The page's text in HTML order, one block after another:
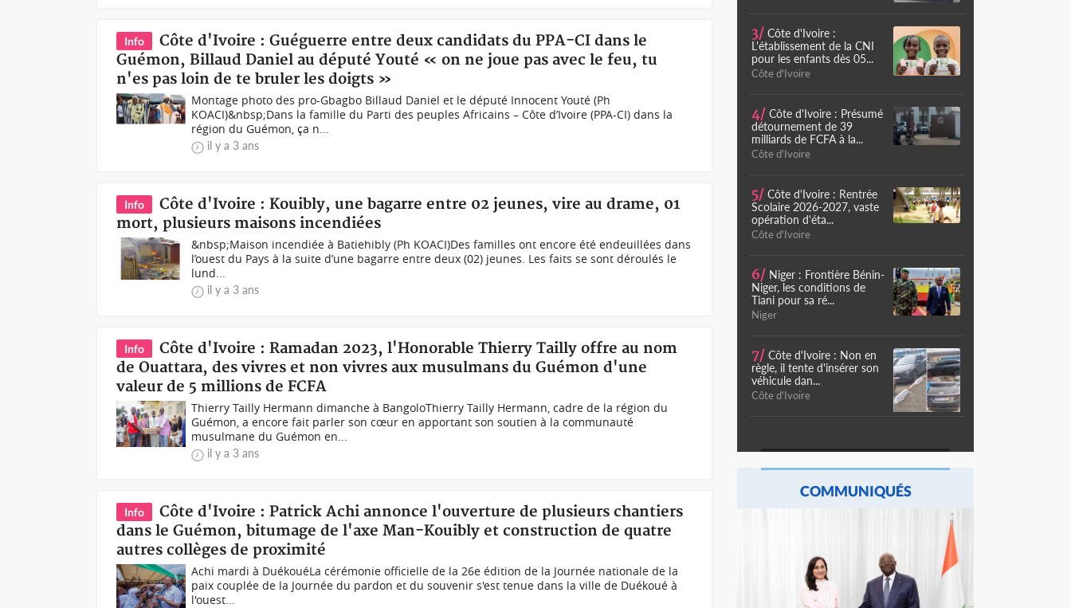
Info
Côte d'Ivoire : Guéguerre entre deux candidats du PPA-CI dans le
Guémon, Billaud Daniel au député Youté « on ne joue pas avec le feu, tu
n'es pas loin de te bruler les doigts »
Montage photo des pro-Gbagbo Billaud Daniel et le député Innocent Youté (Ph
KOACI)&nbsp;Dans la famille du Parti des peuples Africains – Côte d’Ivoire (PPA-CI) dans la
région du Guémon, ça n...
il y a 3 ans
Info
Côte d'Ivoire : Kouibly, une bagarre entre 02 jeunes, vire au drame, 01
mort, plusieurs maisons incendiées
&nbsp;Maison incendiée à Batiehibly (Ph KOACI)Des familles ont encore été endeuillées dans
l’ouest du Pays à la suite d’une bagarre entre deux (02) jeunes. Les faits se sont déroulés le
lund...
il y a 3 ans
Info
Côte d'Ivoire : Ramadan 2023, l'Honorable Thierry Tailly offre au nom
de Ouattara, des vivres et non vivres aux musulmans du Guémon d'une
valeur de 5 millions de FCFA
Thierry Tailly Hermann dimanche à Bangolo Thierry Tailly Hermann, cadre de la région du
Guémon, a encore fait parler son cœur en apportant son soutien à la communauté
musulmane du Guémon en...
il y a 3 ans
Info
Côte d'Ivoire : Patrick Achi annonce l'ouverture de plusieurs chantiers
dans le Guémon, bitumage de l'axe Man-Kouibly et construction de quatre
autres collèges de proximité
Achi mardi à DuékouéLa cérémonie officielle de la 26e édition de la Journée nationale de la
paix couplée de la Journée du pardon et du souvenir s'est tenue dans la ville de Duékoué à
l'ouest...
3/ Côte d'Ivoire :
L'établissement de la CNI
pour les enfants dès 05...
Côte d'Ivoire
4/ Côte d'Ivoire : Présumé
détournement de 39
milliards de FCFA à la...
Côte d'Ivoire
5/ Côte d'Ivoire : Rentrée
Scolaire 2026-2027, vaste
opération d'éta...
Côte d'Ivoire
6/ Niger : Frontière Bénin-
Niger, les conditions de
Tiani pour sa ré...
Niger
7/ Côte d'Ivoire : Non en
règle, il tente d'insérer son
véhicule dan...
Côte d'Ivoire
COMMUNIQUÉS